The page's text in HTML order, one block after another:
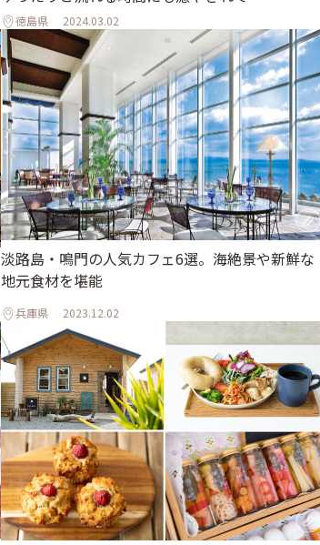
徳島県 2024.03.02
淡路島・鳴門の人気カフェ6選。海絶景や新鮮な
地元食材を堪能
兵庫県 2023.12.02